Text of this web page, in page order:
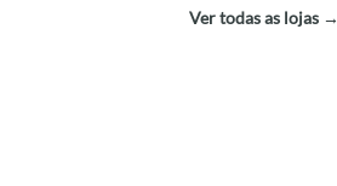
Ver todas as lojas →